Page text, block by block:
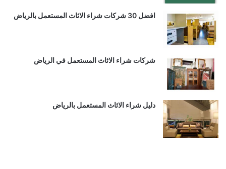
افضل 30 شركات شراء الاثاث المستعمل بالرياض
شركات شراء الاثاث المستعمل في الرياض
دليل شراء الاثاث المستعمل بالرياض